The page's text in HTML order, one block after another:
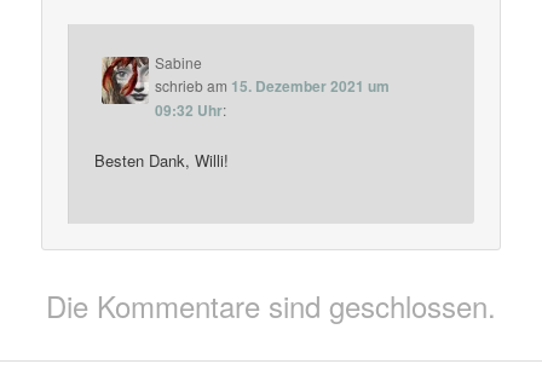
Sabine
schriebam 15. Dezember 2021 um
09:32 Uhr:
Besten Dank, Willi!
Die Kommentare sind geschlossen.